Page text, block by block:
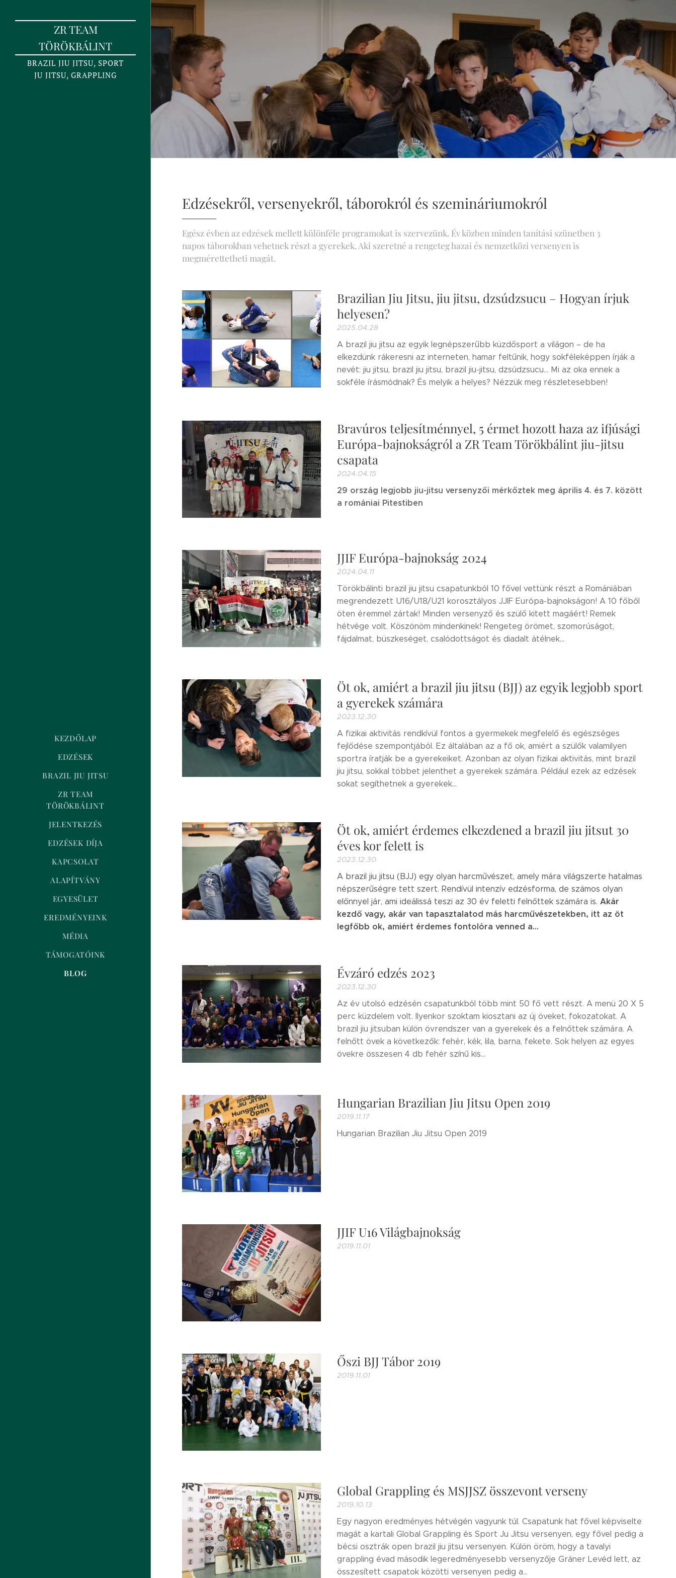
ZR TEAM
TÖRÖKBÁLINT
BRAZIL JIU JITSU, SPORT
JU JITSU, GRAPPLING
KEZDŐLAP
EDZÉSEK
BRAZIL JIU JITSU
ZR TEAM
TÖRÖKBÁLINT
JELENTKEZÉS
EDZÉSEK DÍJA
KAPCSOLAT
ALAPÍTVÁNY
EGYESÜLET
EREDMÉNYEINK
MÉDIA
TÁMOGATÓINK
BLOG
Edzésekről, versenyekről, táborokról és szemináriumokról
Egész évben az edzések mellett különféle programokat is szervezünk. Év közben minden tanítási szünetben 3
napos táborokban vehetnek részt a gyerekek. Aki szeretné a rengeteg hazai és nemzetközi versenyen is
megmérettetheti magát.
Brazilian Jiu Jitsu, jiu jitsu, dzsúdzsucu – Hogyan írjuk
helyesen?
2025.04.28
A brazil jiu jitsu az egyik legnépszerűbb küzdősport a világon – de ha
elkezdünk rákeresni az interneten, hamar feltűnik, hogy sokféleképpen írják a
nevét: jiu jitsu, brazil jiu jitsu, brazil jiu-jitsu, dzsúdzsucu... Mi az oka ennek a
sokféle írásmódnak? És melyik a helyes? Nézzük meg részletesebben!
Bravúros teljesítménnyel, 5 érmet hozott haza az ifjúsági
Európa-bajnokságról a ZR Team Törökbálint jiu-jitsu
csapata
2024.04.15
29 ország legjobb jiu-jitsu versenyzői mérkőztek meg április 4. és 7. között
a romániai Pitestiben
JJIF Európa-bajnokság 2024
2024.04.11
Törökbálinti brazil jiu jitsu csapatunkból 10 fővel vettünk részt a Romániában
megrendezett U16/U18/U21 korosztályos JJIF Európa-bajnokságon! A 10 főből
öten éremmel zártak! Minden versenyző és szülő kitett magáért! Remek
hétvége volt. Köszönöm mindenkinek! Rengeteg örömet, szomorúságot,
fájdalmat, büszkeséget, csalódottságot és diadalt átélnek...
Öt ok, amiért a brazil jiu jitsu (BJJ) az egyik legjobb sport
a gyerekek számára
2023.12.30
A fizikai aktivitás rendkívül fontos a gyermekek megfelelő és egészséges
fejlődése szempontjából. Ez általában az a fő ok, amiért a szülők valamilyen
sportra íratják be a gyerekeiket. Azonban az olyan fizikai aktivitás, mint brazil
jiu jitsu, sokkal többet jelenthet a gyerekek számára. Például ezek az edzések
sokat segíthetnek a gyerekek...
Öt ok, amiért érdemes elkezdened a brazil jiu jitsut 30
éves kor felett is
2023.12.30
A brazil jiu jitsu (BJJ) egy olyan harcművészet, amely mára világszerte hatalmas
népszerűségre tett szert. Rendívül intenzív edzésforma, de számos olyan
előnnyel jár, ami ideálissá teszi az 30 év feletti felnőttek számára is. Akár
kezdő vagy, akár van tapasztalatod más harcművészetekben, itt az öt
legfőbb ok, amiért érdemes fontolóra venned a...
Évzáró edzés 2023
2023.12.30
Az év utolsó edzésén csapatunkból több mint 50 fő vett részt. A menü 20 X 5
perc küzdelem volt. Ilyenkor szoktam kiosztani az új öveket, fokozatokat. A
brazil jiu jitsuban külön övrendszer van a gyerekek és a felnőttek számára. A
felnőtt övek a következők: fehér, kék, lila, barna, fekete. Sok helyen az egyes
övekre összesen 4 db fehér színű kis...
Hungarian Brazilian Jiu Jitsu Open 2019
2019.11.17
Hungarian Brazilian Jiu Jitsu Open 2019
JJIF U16 Világbajnokság
2019.11.01
Őszi BJJ Tábor 2019
2019.11.01
Global Grappling és MSJJSZ összevont verseny
2019.10.13
Egy nagyon eredményes hétvégén vagyunk túl. Csapatunk hat fővel képviselte
magát a kartali Global Grappling és Sport Ju Jitsu versenyen, egy fővel pedig a
bécsi osztrák open brazil jiu jitsu versenyen. Külön öröm, hogy a tavalyi
grappling évad második legeredményesebb versenyzője Gráner Levéd lett, az
összesített csapatok közötti versenyen pedig a...